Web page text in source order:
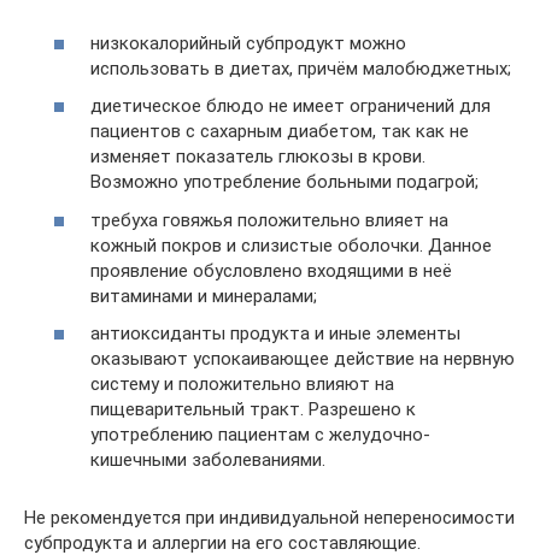
низкокалорийный субпродукт можно
использовать в диетах, причём малобюджетных;
диетическое блюдо не имеет ограничений для
пациентов с сахарным диабетом, так как не
изменяет показатель глюкозы в крови.
Возможно употребление больными подагрой;
требуха говяжья положительно влияет на
кожный покров и слизистые оболочки. Данное
проявление обусловлено входящими в неё
витаминами и минералами;
антиоксиданты продукта и иные элементы
оказывают успокаивающее действие на нервную
систему и положительно влияют на
пищеварительный тракт. Разрешено к
употреблению пациентам с желудочно-
кишечными заболеваниями.
Не рекомендуется при индивидуальной непереносимости
субпродукта и аллергии на его составляющие.